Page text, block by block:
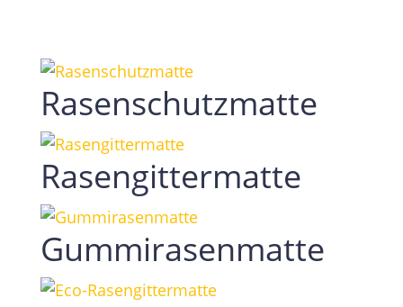
Rasenschutzmatte
Rasengittermatte
Gummirasenmatte